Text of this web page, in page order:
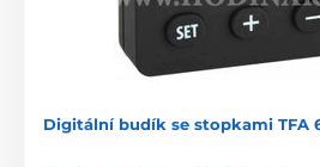
Digitální budík se stopkami TFA